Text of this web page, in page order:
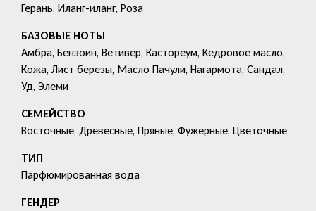
Герань, Иланг-иланг, Роза
БАЗОВЫЕ НОТЫ
Амбра, Бензоин, Ветивер, Кастореум, Кедровое масло,
Кожа, Лист березы, Масло Пачули, Нагармота, Сандал,
Уд, Элеми
СЕМЕЙСТВО
Восточные, Древесные, Пряные, Фужерные, Цветочные
ТИП
Парфюмированная вода
ГЕНДЕР